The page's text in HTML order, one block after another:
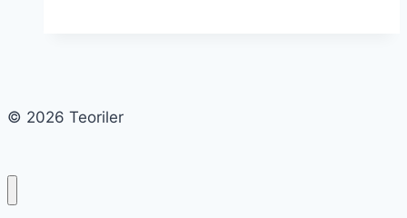
© 2026 Teoriler